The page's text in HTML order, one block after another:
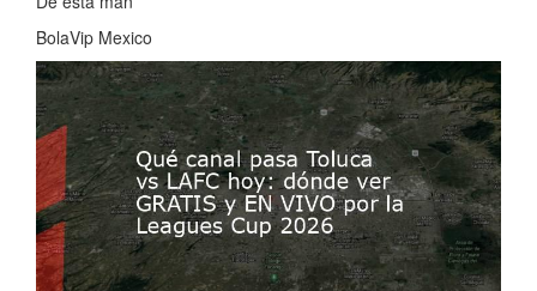
BolaVip Mexico